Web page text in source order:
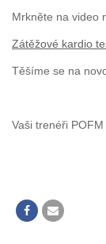
Mrkněte na video
Zátěžové kardio
Těšíme se na
Vaši trenéři POFM